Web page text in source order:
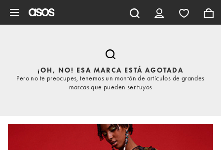
¡OH, NO! ESA MARCA ESTÁ AGOTADA
Pero no te preocupes, tenemos un montón de artículos de grandes
marcas que pueden ser tuyos